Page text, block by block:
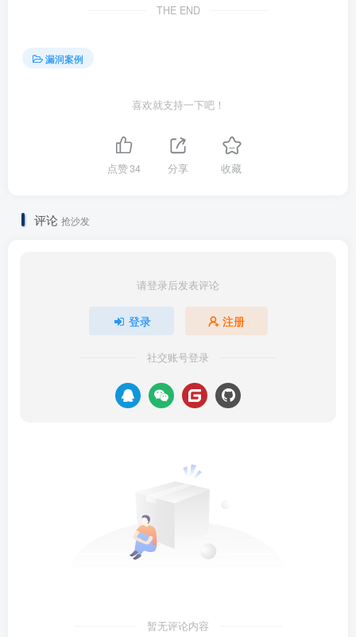
THE END
漏洞案例
喜欢就支持一下吧！
点赞34 分享 收藏
评论 抢沙发
请登录后发表评论
登录 注册
社交账号登录
暂无评论内容